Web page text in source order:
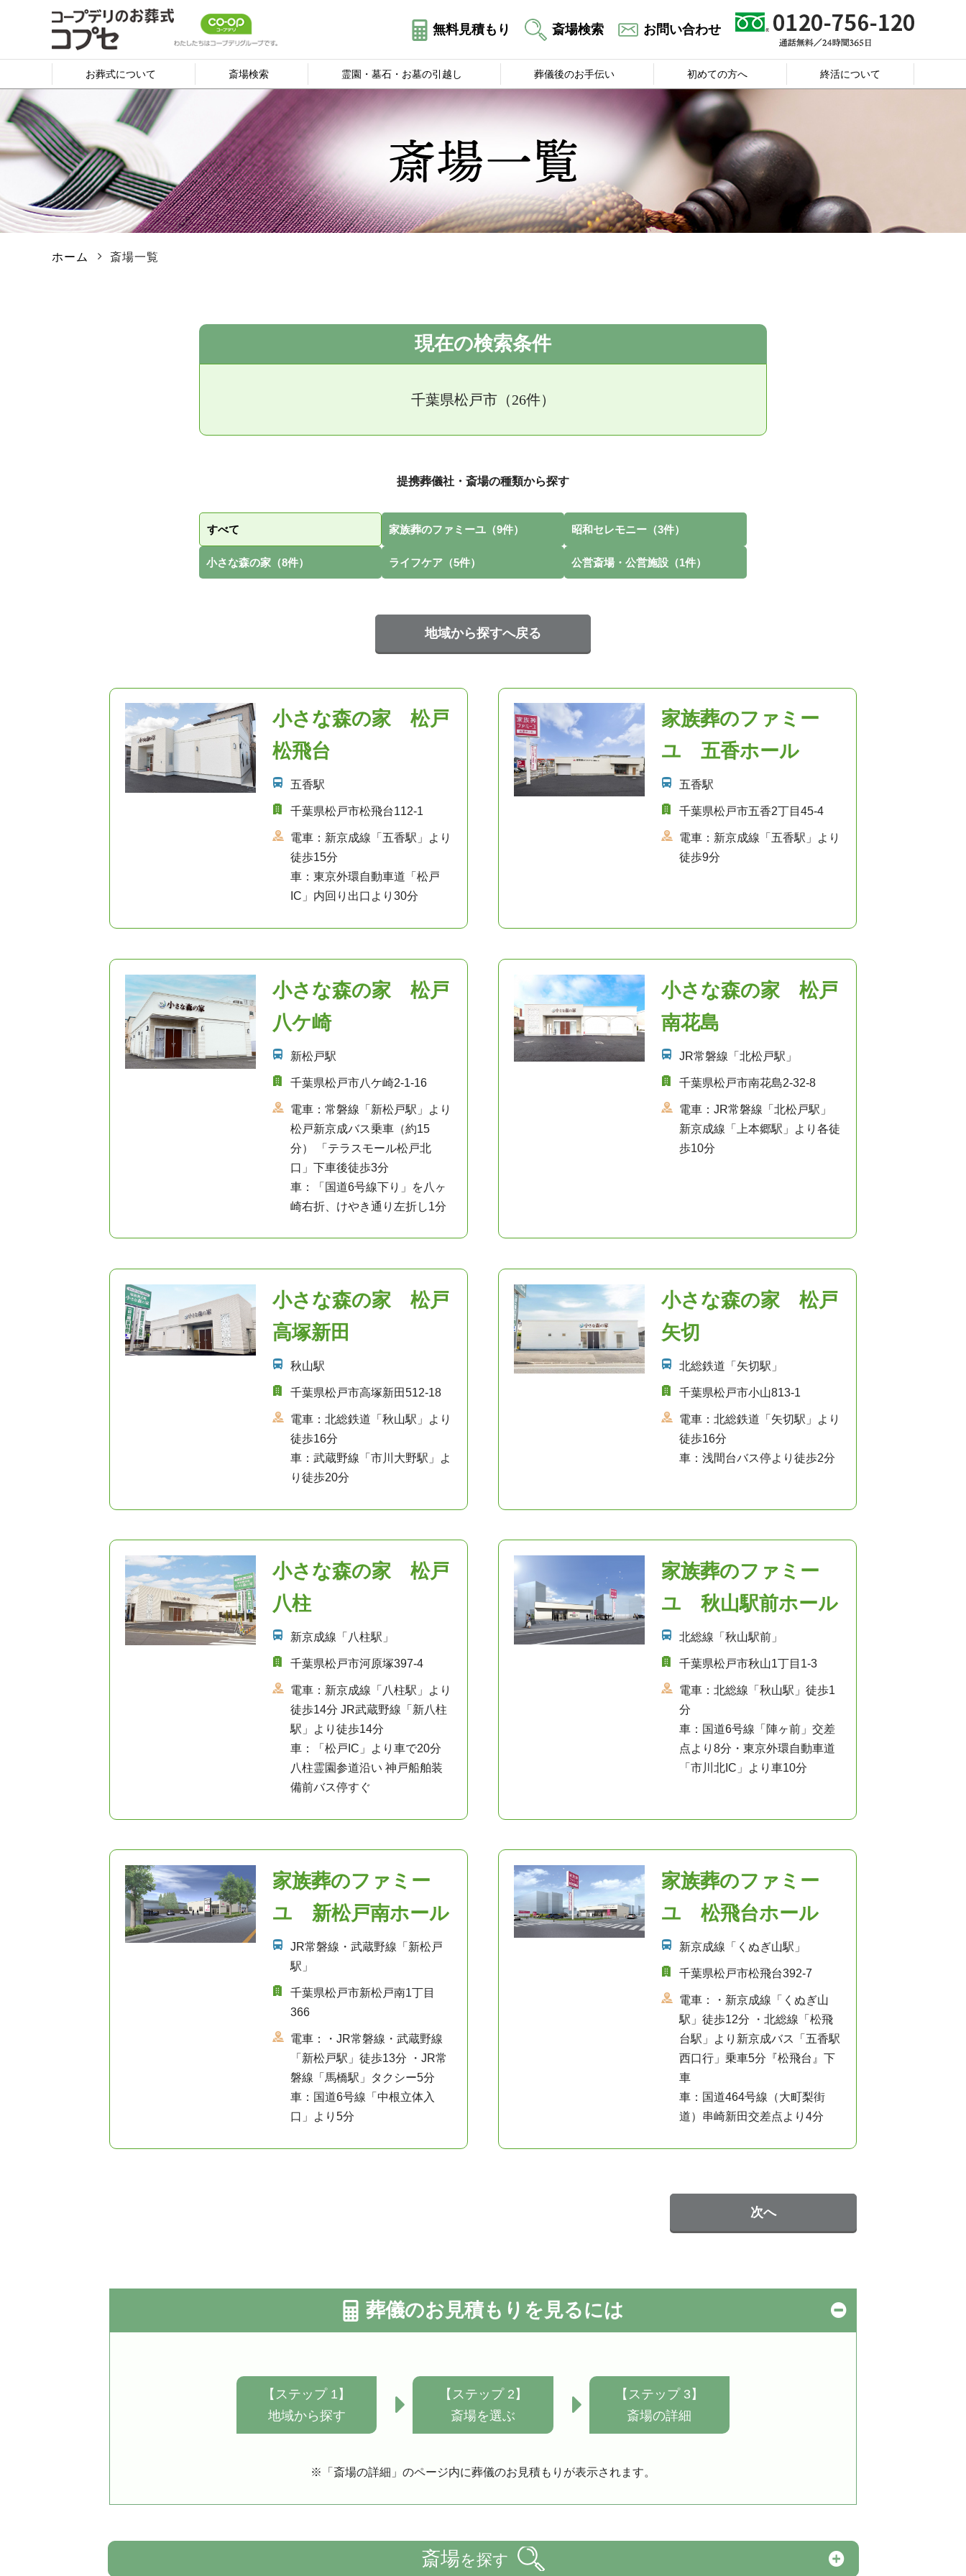
無料見積もり 斎場検索 お問い合わせ
お葬式について 斎場検索 霊園・墓石・お墓の引越し 葬儀後のお手伝い 初めての方へ 終活について
ホーム 斎場一覧
現在の検索条件
千葉県松戸市（26件）
提携葬儀社・斎場の種類から探す
すべて 家族葬のファミーユ（9件） 昭和セレモニー（3件）
小さな森の家（8件） ライフケア（5件） 公営斎場・公営施設（1件）
地域から探すへ戻る
小さな森の家 松戸
松飛台
五香駅
千葉県松戸市松飛台112-1
電車：新京成線「五香駅」より
徒歩15分
車：東京外環自動車道「松戸
IC」内回り出口より30分
家族葬のファミー
ユ 五香ホール
五香駅
千葉県松戸市五香2丁目45-4
電車：新京成線「五香駅」より
徒歩9分
小さな森の家 松戸
八ケ崎
新松戸駅
千葉県松戸市八ケ崎2-1-16
電車：常磐線「新松戸駅」より
松戸新京成バス乗車（約15
分） 「テラスモール松戸北
口」下車後徒歩3分
車：「国道6号線下り」を八ヶ
崎右折、けやき通り左折し1分
小さな森の家 松戸
南花島
JR常磐線「北松戸駅」
千葉県松戸市南花島2-32-8
電車：JR常磐線「北松戸駅」
新京成線「上本郷駅」より各徒
歩10分
小さな森の家 松戸
高塚新田
秋山駅
千葉県松戸市高塚新田512-18
電車：北総鉄道「秋山駅」より
徒歩16分
車：武蔵野線「市川大野駅」よ
り徒歩20分
小さな森の家 松戸
矢切
北総鉄道「矢切駅」
千葉県松戸市小山813-1
電車：北総鉄道「矢切駅」より
徒歩16分
車：浅間台バス停より徒歩2分
小さな森の家 松戸
八柱
新京成線「八柱駅」
千葉県松戸市河原塚397-4
電車：新京成線「八柱駅」より
徒歩14分 JR武蔵野線「新八柱
駅」より徒歩14分
車：「松戸IC」より車で20分
八柱霊園参道沿い 神戸船舶装
備前バス停すぐ
家族葬のファミー
ユ 秋山駅前ホール
北総線「秋山駅前」
千葉県松戸市秋山1丁目1-3
電車：北総線「秋山駅」徒歩1
分
車：国道6号線「陣ヶ前」交差
点より8分・東京外環自動車道
「市川北IC」より車10分
家族葬のファミー
ユ 新松戸南ホール
JR常磐線・武蔵野線「新松戸
駅」
千葉県松戸市新松戸南1丁目
366
電車：・JR常磐線・武蔵野線
「新松戸駅」徒歩13分 ・JR常
磐線「馬橋駅」タクシー5分
車：国道6号線「中根立体入
口」より5分
家族葬のファミー
ユ 松飛台ホール
新京成線「くぬぎ山駅」
千葉県松戸市松飛台392-7
電車：・新京成線「くぬぎ山
駅」徒歩12分 ・北総線「松飛
台駅」より新京成バス「五香駅
西口行」乗車5分『松飛台』下
車
車：国道464号線（大町梨街
道）串崎新田交差点より4分
次へ
葬儀のお見積もりを見るには
【ステップ 1】
地域から探す
【ステップ 2】
斎場を選ぶ
【ステップ 3】
斎場の詳細
※「斎場の詳細」のページ内に葬儀のお見積もりが表示されます。
斎場を探す